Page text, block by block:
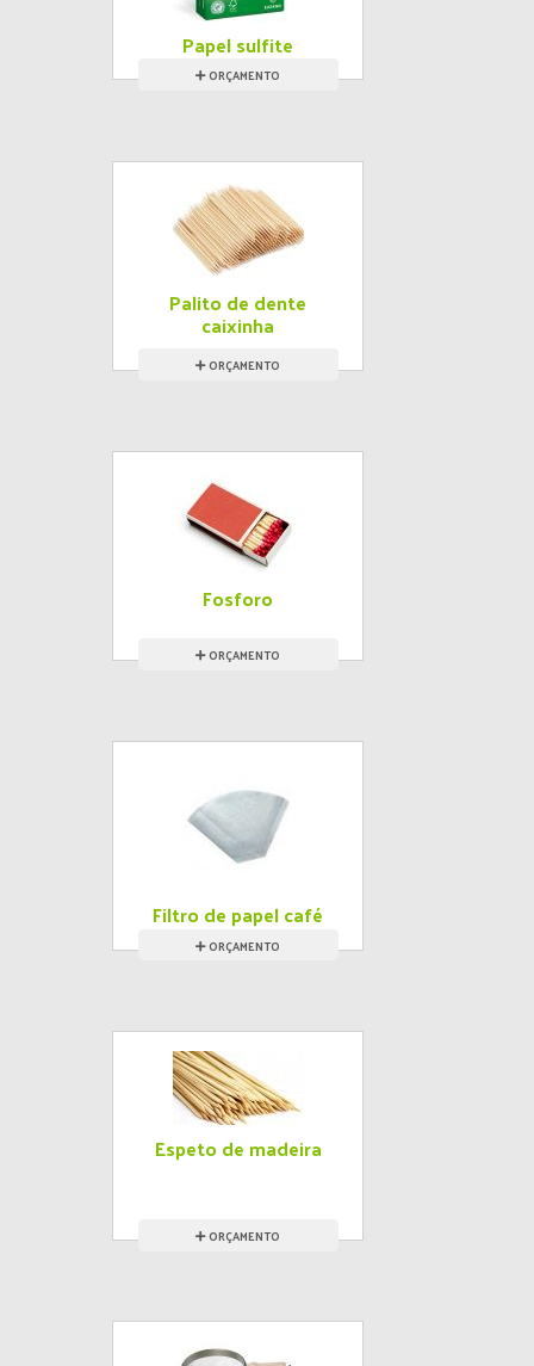
Papel sulfite
ORÇAMENTO
Palito de dente
caixinha
ORÇAMENTO
Fosforo
ORÇAMENTO
Filtro de papel café
ORÇAMENTO
Espeto de madeira
ORÇAMENTO